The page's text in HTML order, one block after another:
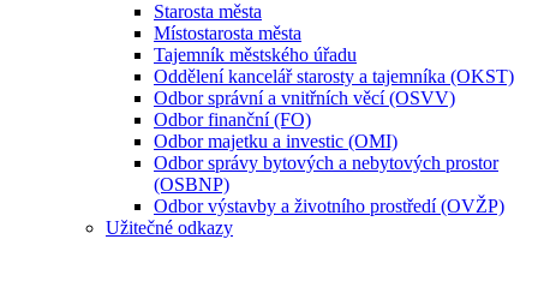
Starosta města
Místostarosta města
Tajemník městského úřadu
Oddělení kancelář starosty a tajemníka (OKST)
Odbor správní a vnitřních věcí (OSVV)
Odbor finanční (FO)
Odbor majetku a investic (OMI)
Odbor správy bytových a nebytových prostor
(OSBNP)
Odbor výstavby a životního prostředí (OVŽP)
Užitečné odkazy